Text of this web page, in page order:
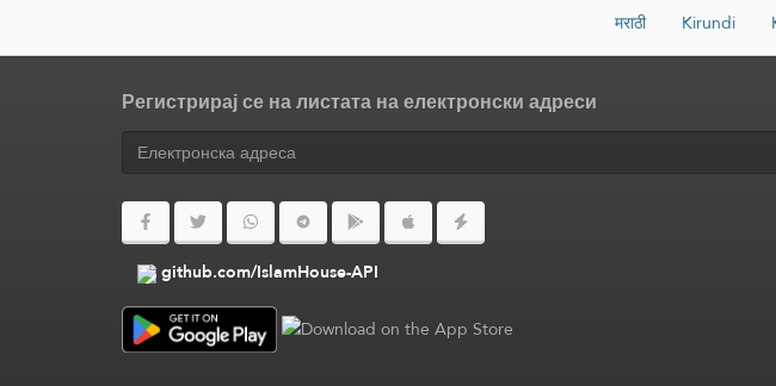
मराठी
Kirundi
Регистрирај се на листата на електронски адреси
github.com/IslamHouse-API